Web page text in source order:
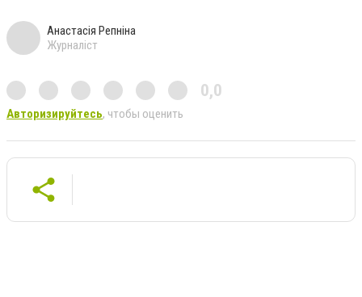
Анастасія Репніна
Журналіст
0,0
Авторизируйтесь, чтобы оценить